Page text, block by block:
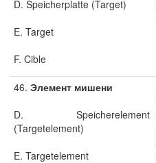
D. Speicherplatte (Target)
E. Target
F. Cible
46. Элемент мишени
D. Speicherelement
(Targetelement)
E. Targetelement